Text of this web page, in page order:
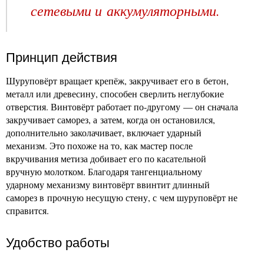
сетевыми и аккумуляторными.
Принцип действия
Шуруповёрт вращает крепёж, закручивает его в бетон,
металл или древесину, способен сверлить неглубокие
отверстия. Винтовёрт работает по-другому — он сначала
закручивает саморез, а затем, когда он остановился,
дополнительно заколачивает, включает ударный
механизм. Это похоже на то, как мастер после
вкручивания метиза добивает его по касательной
вручную молотком. Благодаря тангенциальному
ударному механизму винтовёрт ввинтит длинный
саморез в прочную несущую стену, с чем шуруповёрт не
справится.
Удобство работы